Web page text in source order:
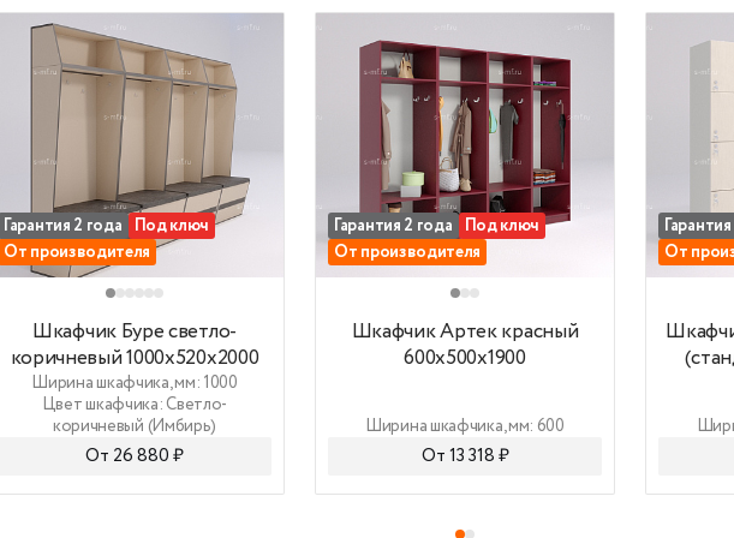
Комплектация:
- полка для малогабаритных вещей
- ящик с откидывающимся мягким сидением
- вентиляционные отверстия в ящике
- 5 крючков для одежды
Шкафчик Буре светло-коричневый 1000x520x2000
От производителя
Гарантия 2 года Под ключ
Шкафчик Буре светло-
коричневый 1000x520x2000
Ширина шкафчика, мм: 1000
Цвет шкафчика: Светло-
коричневый (Имбирь)
От 26 880 ₽
Шкафчик Артек красный 600x500x1900
От производителя
Гарантия 2 года Под ключ
Шкафчик Артек красный
600x500x1900
Ширина шкафчика, мм: 600
От 13 318 ₽
От